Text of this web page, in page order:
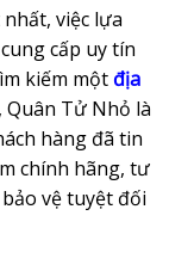
việc lựa
cấp uy tín
kiếm mộtđịa
Quân Tử Nhỏ là
hàng đã tin
chính hãng, tư
vệ tuyệt đối